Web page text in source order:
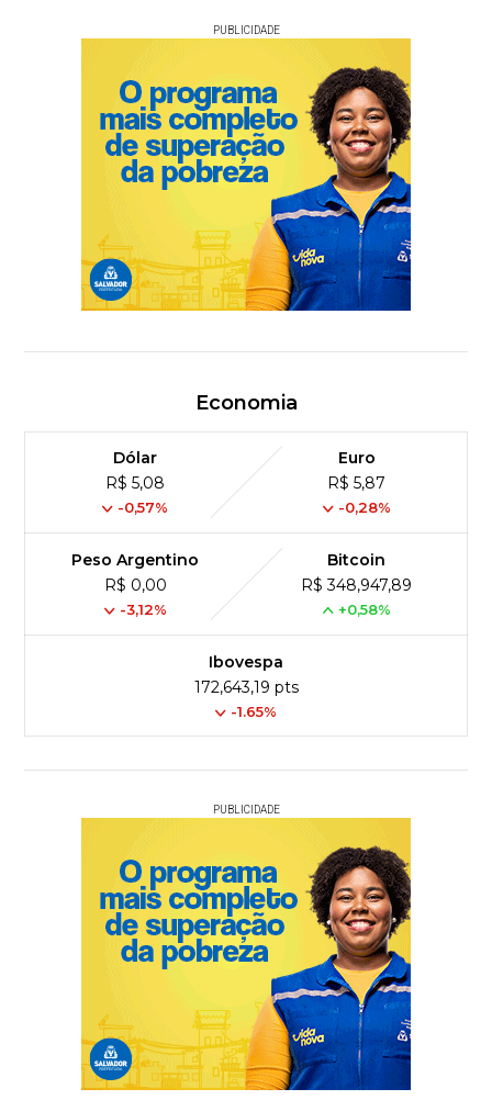
PUBLICIDADE
Economia
Dólar
R$ 5,08
-0,57%
Euro
R$ 5,87
-0,28%
Peso Argentino
R$ 0,00
-3,12%
Bitcoin
R$ 348,947,89
+0,58%
Ibovespa
172,643,19 pts
-1.65%
PUBLICIDADE